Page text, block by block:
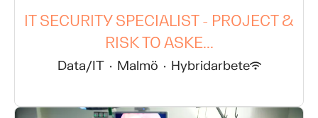
IT SECURITY SPECIALIST - PROJECT &
RISK TO ASKE...
Data/IT · Malmö · Hybridarbete